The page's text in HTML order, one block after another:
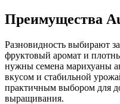
Преимущества
Разновидность выбирают
фруктовый аромат и
нужны семена марихуаны
вкусом и стабильной
практичным выбором для
выращивания.